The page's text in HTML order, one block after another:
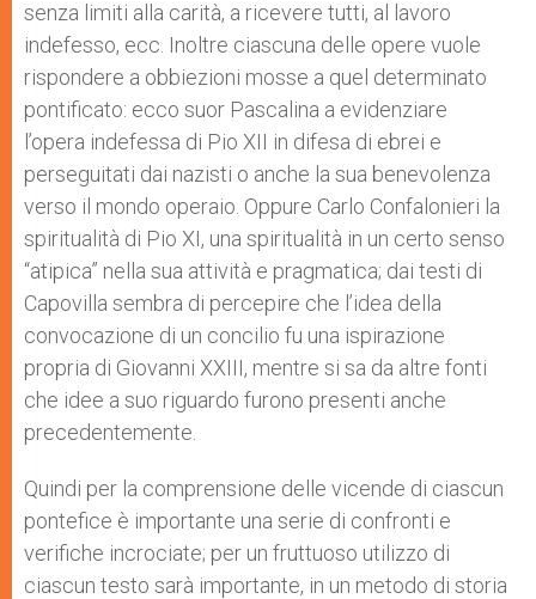
senza limiti alla carità, a ricevere tutti, al lavoro
indefesso, ecc. Inoltre ciascuna delle opere vuole
rispondere a obbiezioni mosse a quel determinato
pontificato: ecco suor Pascalina a evidenziare
l’opera indefessa di Pio XII in difesa di ebrei e
perseguitati dai nazisti o anche la sua benevolenza
verso il mondo operaio. Oppure Carlo Confalonieri la
spiritualità di Pio XI, una spiritualità in un certo senso
“atipica” nella sua attività e pragmatica; dai testi di
Capovilla sembra di percepire che l’idea della
convocazione di un concilio fu una ispirazione
propria di Giovanni XXIII, mentre si sa da altre fonti
che idee a suo riguardo furono presenti anche
precedentemente.
Quindi per la comprensione delle vicende di ciascun
pontefice è importante una serie di confronti e
verifiche incrociate; per un fruttuoso utilizzo di
ciascun testo sarà importante, in un metodo di storia